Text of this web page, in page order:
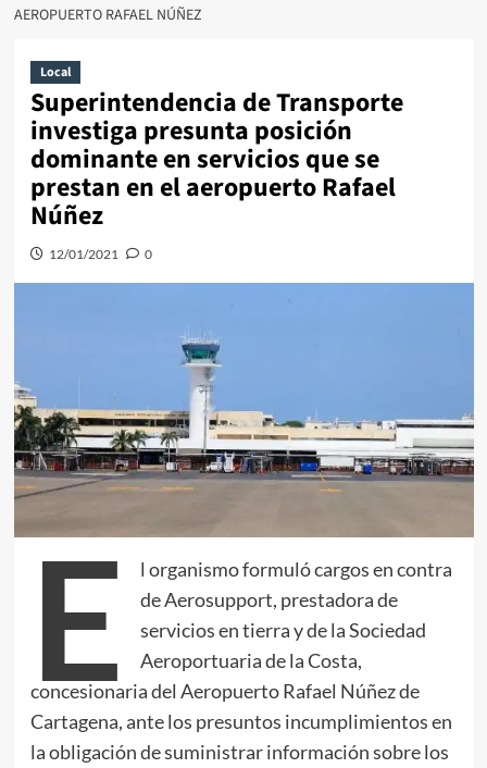
AEROPUERTO RAFAEL NÚÑEZ
Local
Superintendencia de Transporte
investiga presunta posición
dominante en servicios que se
prestan en el aeropuerto Rafael
Núñez
12/01/2021 0
E
l organismo formuló cargos en contra
de Aerosupport, prestadora de
servicios en tierra y de la Sociedad
Aeroportuaria de la Costa,
concesionaria del Aeropuerto Rafael Núñez de
Cartagena, ante los presuntos incumplimientos en
la obligación de suministrar información sobre los